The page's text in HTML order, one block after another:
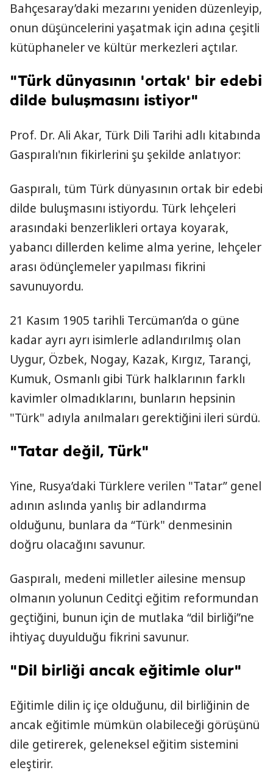
Bahçesaray’daki mezarını yeniden düzenleyip,
onun düşüncelerini yaşatmak için adına çeşitli
kütüphaneler ve kültür merkezleri açtılar.
"Türk dünyasının 'ortak' bir edebi
dilde buluşmasını istiyor"
Prof. Dr. Ali Akar, Türk Dili Tarihi adlı kitabında
Gaspıralı'nın fikirlerini şu şekilde anlatıyor:
Gaspıralı, tüm Türk dünyasının ortak bir edebi
dilde buluşmasını istiyordu. Türk lehçeleri
arasındaki benzerlikleri ortaya koyarak,
yabancı dillerden kelime alma yerine, lehçeler
arası ödünçlemeler yapılması fikrini
savunuyordu.
21 Kasım 1905 tarihli Tercüman’da o güne
kadar ayrı ayrı isimlerle adlandırılmış olan
Uygur, Özbek, Nogay, Kazak, Kırgız, Tarançi,
Kumuk, Osmanlı gibi Türk halklarının farklı
kavimler olmadıklarını, bunların hepsinin
"Türk" adıyla anılmaları gerektiğini ileri sürdü.
"Tatar değil, Türk"
Yine, Rusya’daki Türklere verilen "Tatar” genel
adının aslında yanlış bir adlandırma
olduğunu, bunlara da “Türk" denmesinin
doğru olacağını savunur.
Gaspıralı, medeni milletler ailesine mensup
olmanın yolunun Ceditçi eğitim reformundan
geçtiğini, bunun için de mutlaka “dil birliği”ne
ihtiyaç duyulduğu fikrini savunur.
"Dil birliği ancak eğitimle olur"
Eğitimle dilin iç içe olduğunu, dil birliğinin de
ancak eğitimle mümkün olabileceği görüşünü
dile getirerek, geleneksel eğitim sistemini
eleştirir.